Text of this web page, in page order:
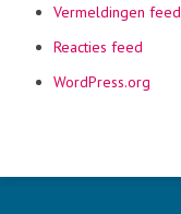
Vermeldingen feed
Reacties feed
WordPress.org